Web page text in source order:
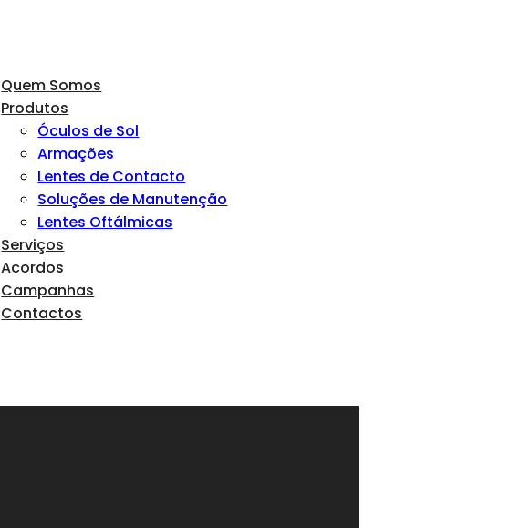
Quem Somos
Produtos
Óculos de Sol
Armações
Lentes de Contacto
Soluções de Manutenção
Lentes Oftálmicas
Serviços
Acordos
Campanhas
Contactos